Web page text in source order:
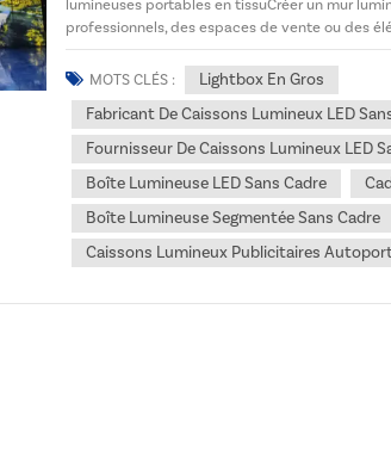
lumineuses portables en tissuCréer un mur
professionnels, des espaces de vente ou des
d'armoires sur mesure onéreuses. En combin...
MOTS CLÉS :
Lightbox En Gros
Fabricant De Caissons Lumineux LED
Fournisseur De Caissons Lumineux LED
Boîte Lumineuse LED Sans Cadre
Boîte Lumineuse Segmentée Sans Cadre
Caissons Lumineux Publicitaires